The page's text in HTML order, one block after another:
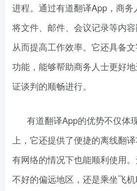
进程。通过有道翻译App，商
将文件、邮件、会议记录等内容
从而提高工作效率。它还具备
功能，能够帮助商务人士更好
证谈判的顺畅进行。
有道翻译App的优势不仅体
上，它还提供了便捷的离线翻
有网络的情况下也能顺利使用
不好的偏远地区，还是乘坐飞